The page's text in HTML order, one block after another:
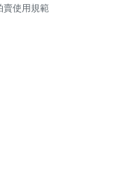
賣使用規範